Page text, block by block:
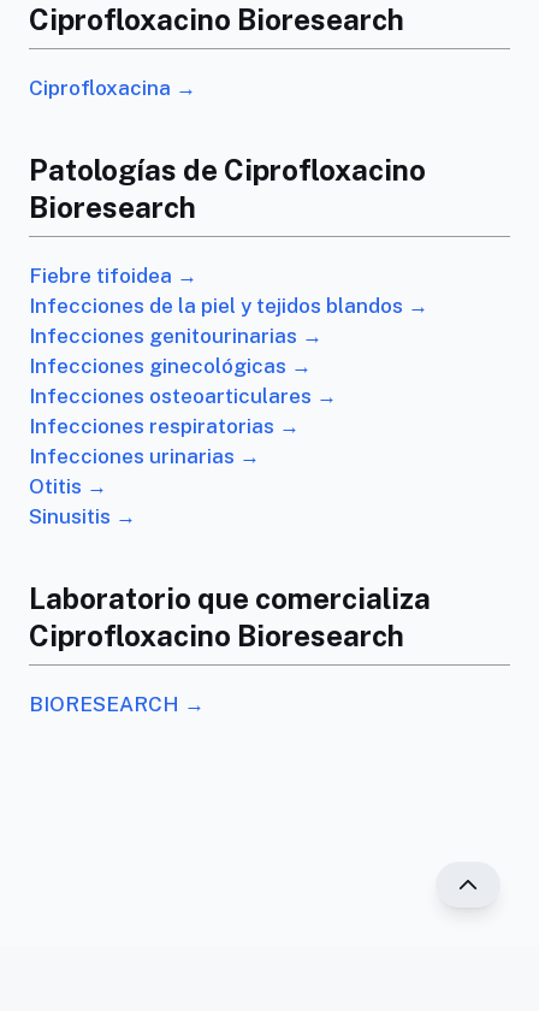
Ciprofloxacino Bioresearch
Ciprofloxacina →
Patologías de Ciprofloxacino
Bioresearch
Fiebre tifoidea →
Infecciones de la piel y tejidos blandos →
Infecciones genitourinarias →
Infecciones ginecológicas →
Infecciones osteoarticulares →
Infecciones respiratorias →
Infecciones urinarias →
Otitis →
Sinusitis →
Laboratorio que comercializa
Ciprofloxacino Bioresearch
BIORESEARCH →